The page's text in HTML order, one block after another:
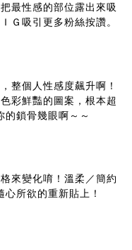
最性感的部位露出來吸
Ｇ吸引更多粉絲按讚。
整個人性感度飆升啊！
彩鮮豔的圖案，根本超
鎖骨幾眼啊～～
來變化唷！溫柔／簡約
所欲的重新貼上！